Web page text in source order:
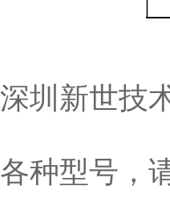
深圳新世技
各种型号，